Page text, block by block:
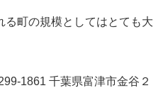
町の規模としてはとても大
1861 千葉県富津市金谷２